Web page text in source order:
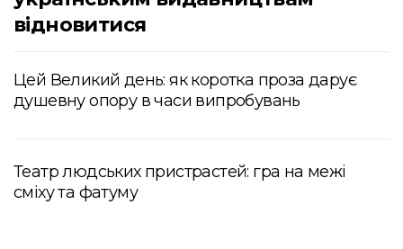
відновитися
Цей Великий день: як коротка проза дарує
душевну опору в часи випробувань
Театр людських пристрастей: гра на межі
сміху та фатуму